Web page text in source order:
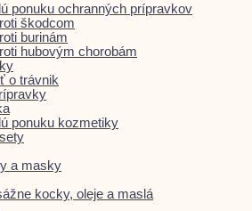
ponuku ochranných prípravkov
škodcom
burinám
hubovým chorobám
o trávnik
ponuku kozmetiky
a masky
kocky, oleje a maslá